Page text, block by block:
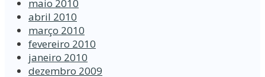
maio 2010
abril 2010
março 2010
fevereiro 2010
janeiro 2010
dezembro 2009